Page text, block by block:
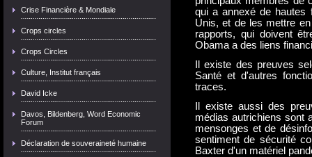
Crise Financière & Mondiale
Crops circles
Crops Circles
Culture, Institut français
David Icke
Davos, Bildenberg, Word Economic
Forum
Déclaration de souveraineté humaine
qui a annexé de hautes
Unis, et de les mettre
rapports, qui doivent
Obama a des liens
Il existe des preuves
Santé et d'autres
traces.
Il existe aussi des
médias autrichiens sont
mensonges et de
sentiment de sécurité
Baxter d'un matériel